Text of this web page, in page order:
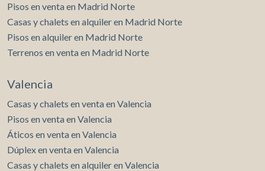
Pisos en venta en Madrid Norte
Casas y chalets en alquiler en Madrid Norte
Pisos en alquiler en Madrid Norte
Terrenos en venta en Madrid Norte
Valencia
Casas y chalets en venta en Valencia
Pisos en venta en Valencia
Áticos en venta en Valencia
Dúplex en venta en Valencia
Casas y chalets en alquiler en Valencia